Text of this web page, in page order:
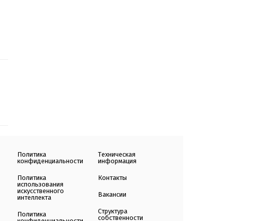
Политика
конфиденциальности
Политика
использования
искусственного
интеллекта
Политика
Техническая
информация
Контакты
Вакансии
Структура
собственности